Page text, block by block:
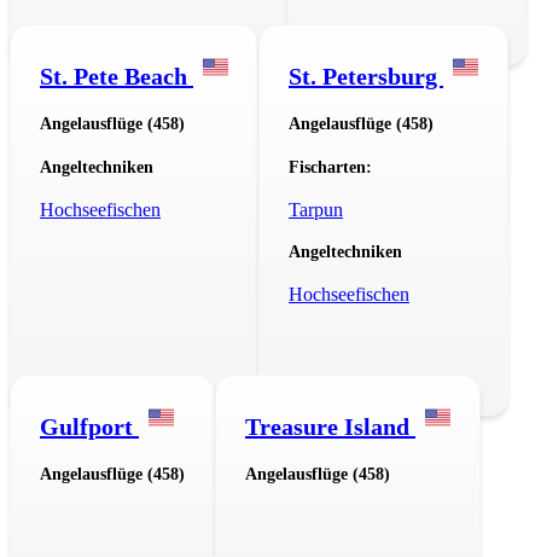
St. Pete Beach
Angelausflüge (458)
Angeltechniken
Hochseefischen
St. Petersburg
Angelausflüge (458)
Fischarten:
Tarpun
Angeltechniken
Hochseefischen
Gulfport
Angelausflüge (458)
Treasure Island
Angelausflüge (458)